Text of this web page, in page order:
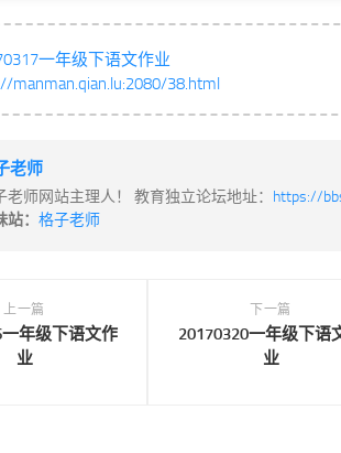
一年级下语文作业
manman.qian.lu:2080/38.html
老师
老师网站主理人！ 教育独立论坛地址： https://
： 格子老师
下一篇
20170320一年级下语
业
上一篇
年级下语文作
业